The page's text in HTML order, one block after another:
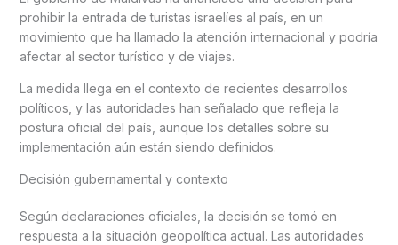
prohibir la entrada de turistas israelíes al país, en un
movimiento que ha llamado la atención internacional y podría
afectar al sector turístico y de viajes.
La medida llega en el contexto de recientes desarrollos
políticos, y las autoridades han señalado que refleja la
postura oficial del país, aunque los detalles sobre su
implementación aún están siendo definidos.
Decisión gubernamental y contexto
Según declaraciones oficiales, la decisión se tomó en
respuesta a la situación geopolítica actual. Las autoridades